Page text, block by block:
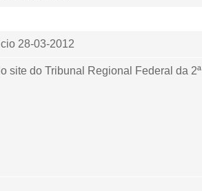
28-03-2012
site do Tribunal Regional Federal da